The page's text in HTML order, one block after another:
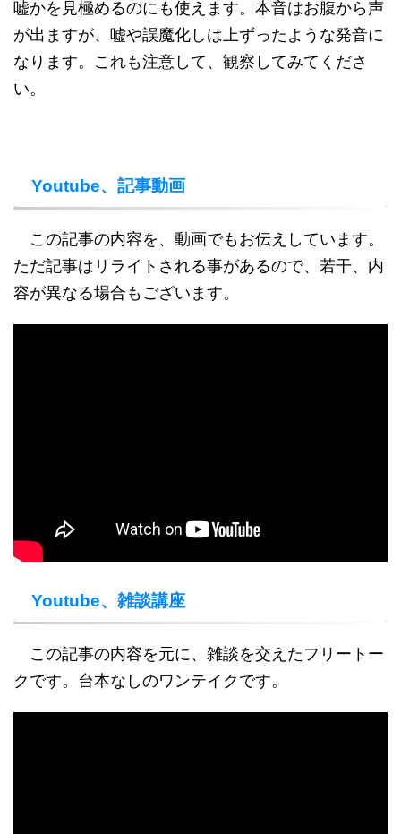
嘘かを見極めるのにも使えます。本音はお腹から声
が出ますが、嘘や誤魔化しは上ずったような発音に
なります。これも注意して、観察してみてくださ
い。
Youtube、記事動画
この記事の内容を、動画でもお伝えしています。
ただ記事はリライトされる事があるので、若干、内
容が異なる場合もございます。
Youtube、雑談講座
この記事の内容を元に、雑談を交えたフリートー
クです。台本なしのワンテイクです。